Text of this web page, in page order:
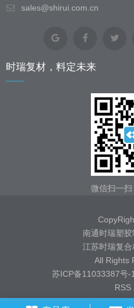
sales@shirui.com.cn
时瑞复材，料定未来
微信扫一扫
南通时瑞塑胶
江苏时瑞复合
All Rights
苏ICP备11033387号-1
RSS